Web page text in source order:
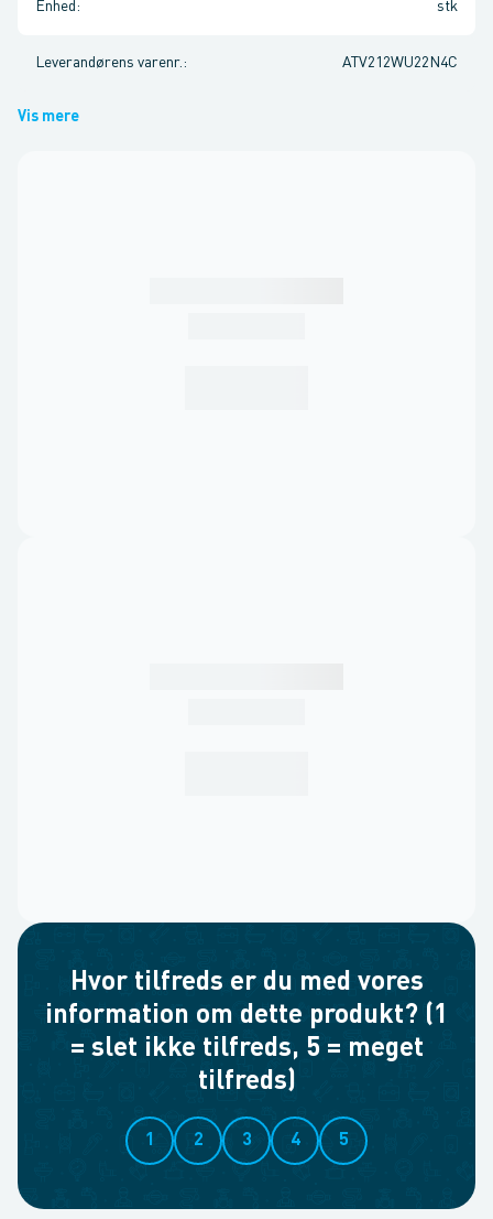
Enhed : stk
Leverandørens varenr. : ATV212WU22N4C
Vis mere
Hvor tilfreds er du med vores
information om dette produkt? (1
= slet ikke tilfreds, 5 = meget
tilfreds)
1 2 3 4 5